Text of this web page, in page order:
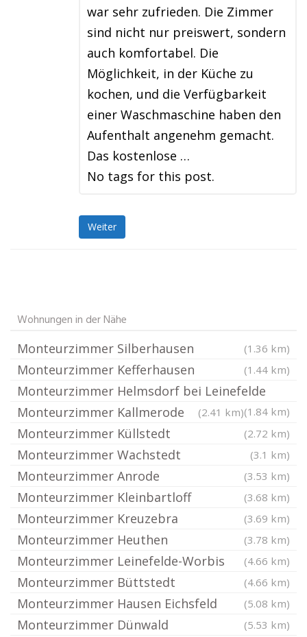
war sehr zufrieden. Die Zimmer
sind nicht nur preiswert, sondern
auch komfortabel. Die
Möglichkeit, in der Küche zu
kochen, und die Verfügbarkeit
einer Waschmaschine haben den
Aufenthalt angenehm gemacht.
Das kostenlose …
No tags for this post.
Weiter
Wohnungen in der Nähe
Monteurzimmer Silberhausen (1.36 km)
Monteurzimmer Kefferhausen (1.44 km)
Monteurzimmer Helmsdorf bei Leinefelde
(1.84 km)
Monteurzimmer Kallmerode (2.41 km)
Monteurzimmer Küllstedt (2.72 km)
Monteurzimmer Wachstedt (3.1 km)
Monteurzimmer Anrode (3.53 km)
Monteurzimmer Kleinbartloff (3.68 km)
Monteurzimmer Kreuzebra (3.69 km)
Monteurzimmer Heuthen (3.78 km)
Monteurzimmer Leinefelde-Worbis (4.66 km)
Monteurzimmer Büttstedt (4.66 km)
Monteurzimmer Hausen Eichsfeld (5.08 km)
Monteurzimmer Dünwald (5.53 km)